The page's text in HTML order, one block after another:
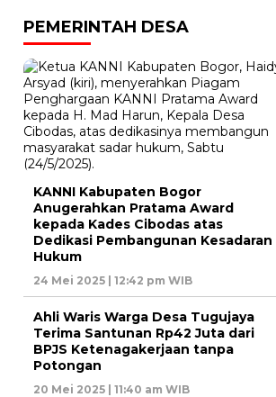
PEMERINTAH DESA
KANNI Kabupaten Bogor
Anugerahkan Pratama Award
kepada Kades Cibodas atas
Dedikasi Pembangunan Kesadaran
Hukum
24 Mei 2025 | 12:42 pm WIB
Ahli Waris Warga Desa Tugujaya
Terima Santunan Rp42 Juta dari
BPJS Ketenagakerjaan tanpa
Potongan
20 Mei 2025 | 11:40 am WIB